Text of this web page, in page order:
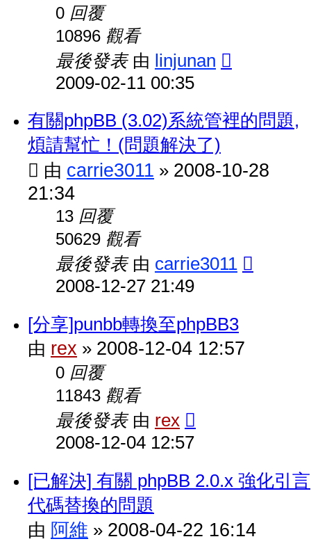
0 回覆
10896 觀看
最後發表 由 linjunan
2009-02-11 00:35
有關phpBB (3.02)系統管裡的問題,
煩請幫忙！(問題解決了)
由 carrie3011 » 2008-10-28
21:34
13 回覆
50629 觀看
最後發表 由 carrie3011
2008-12-27 21:49
[分享]punbb轉換至phpBB3
由 rex » 2008-12-04 12:57
0 回覆
11843 觀看
最後發表 由 rex
2008-12-04 12:57
[已解決] 有關 phpBB 2.0.x 強化引言
代碼替換的問題
由 阿維 » 2008-04-22 16:14